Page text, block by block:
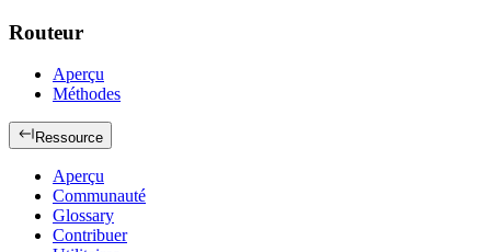
Routeur
Aperçu
Méthodes
Ressource
Aperçu
Communauté
Glossary
Contribuer